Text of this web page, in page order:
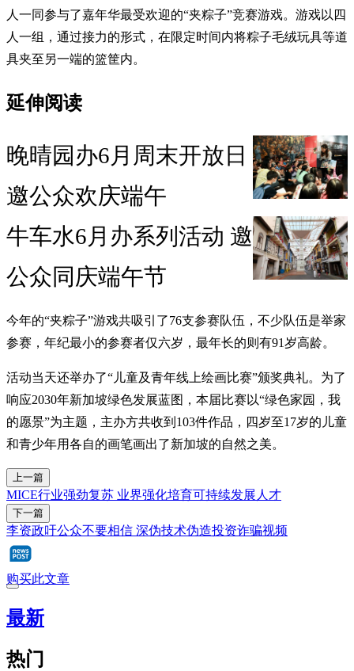
人一同参与了嘉年华最受欢迎的“夹粽子”竞赛游戏。游戏以四
人一组，通过接力的形式，在限定时间内将粽子毛绒玩具等道
具夹至另一端的篮筐内。
延伸阅读
晚晴园办6月周末开放日
邀公众欢庆端午
牛车水6月办系列活动 邀
公众同庆端午节
今年的“夹粽子”游戏共吸引了76支参赛队伍，不少队伍是举家
参赛，年纪最小的参赛者仅六岁，最年长的则有91岁高龄。
活动当天还举办了“儿童及青年线上绘画比赛”颁奖典礼。为了
响应2030年新加坡绿色发展蓝图，本届比赛以“绿色家园，我
的愿景”为主题，主办方共收到103件作品，四岁至17岁的儿童
和青少年用各自的画笔画出了新加坡的自然之美。
上一篇
MICE行业强劲复苏 业界强化培育可持续发展人才
下一篇
李资政吁公众不要相信 深伪技术伪造投资诈骗视频
购买此文章
最新
热门